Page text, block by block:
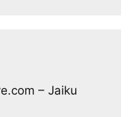
– Jaiku